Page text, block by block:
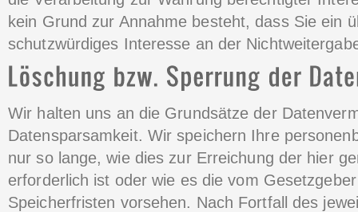
kein Grund zur Annahme besteht, dass Sie ein
schutzwürdiges Interesse an der
Wir halten uns an die Grundsätze der
Datensparsamkeit. Wir speichern Ihre
nur so lange, wie dies zur Erreichung der hier
erforderlich ist oder wie es die vom
Speicherfristen vorsehen. Nach Fortfall des